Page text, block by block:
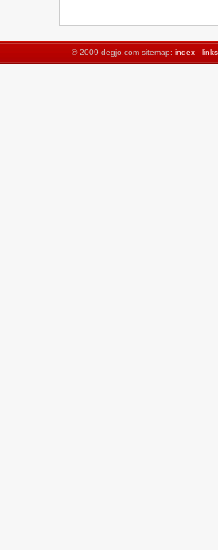
© 2009 degjo.com sitemap: index - links